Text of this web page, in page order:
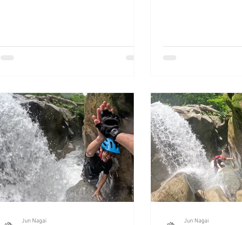
JUNRINAレンタル用のビンディングトラ
RINA
Jun Nagai
Jun Nagai